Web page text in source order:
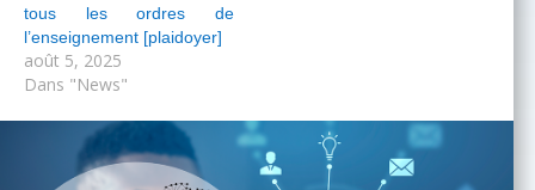
tous les ordres de
l’enseignement [plaidoyer]
août 5, 2025
Dans "News"